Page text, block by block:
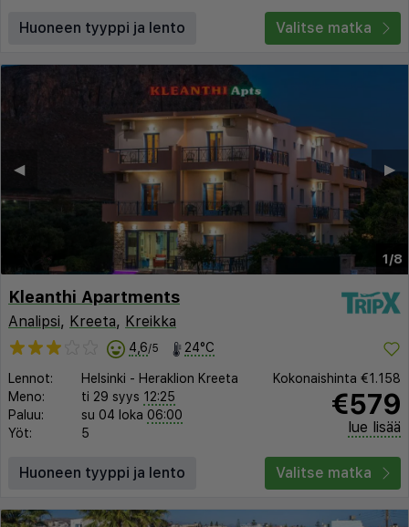
Huoneen tyyppi ja lento Valitse matka
1/8
▶︎
◀︎
Kleanthi Apartments
Analipsi, Kreeta, Kreikka
4,6/5 24°C
Lennot: Helsinki - Heraklion Kreeta
Meno:
ti 29 syys 12:25
Paluu:
su 04 loka 06:00
Yöt:
5
Kokonaishinta €1.158
€579
lue lisää
Huoneen tyyppi ja lento Valitse matka